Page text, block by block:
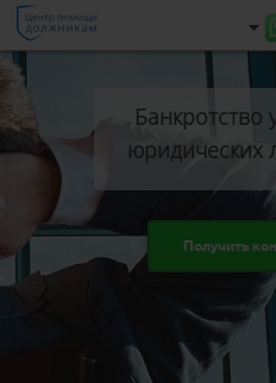
Банкротство
юридических
Получить